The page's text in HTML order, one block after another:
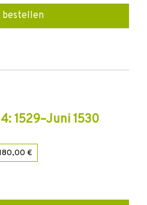
bestellen
1529–Juni 1530
€